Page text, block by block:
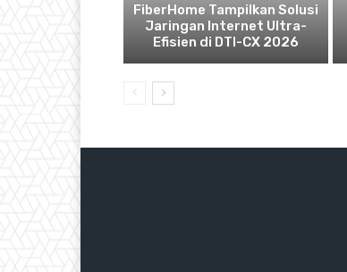
FiberHome Tampilkan Solusi
Jaringan Internet Ultra-
Efisien di DTI-CX 2026